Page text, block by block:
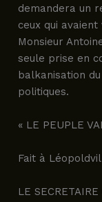
demandera un
ceux qui
Monsieur
seule prise en
balkanisation
politiques.
« LE PEUPLE
Fait à
LE